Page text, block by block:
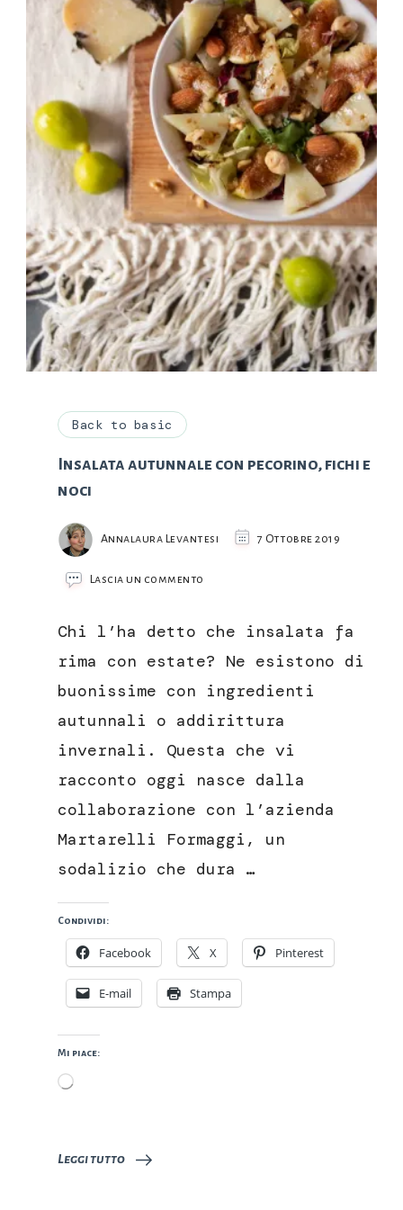
Back to basic
Insalata autunnale con pecorino, fichi e
noci
Annalaura Levantesi 7 Ottobre 2019
Lascia un commento
con
pecorino,
e
Chi l’ha detto che insalata fa
rima con estate? Ne esistono di
buonissime con ingredienti
autunnali o addirittura
invernali. Questa che vi
racconto oggi nasce dalla
collaborazione con l’azienda
Martarelli Formaggi, un
sodalizio che dura …
Condividi:
Facebook X Pinterest
E-mail Stampa
Mi piace:
Caricamento
Leggi tutto